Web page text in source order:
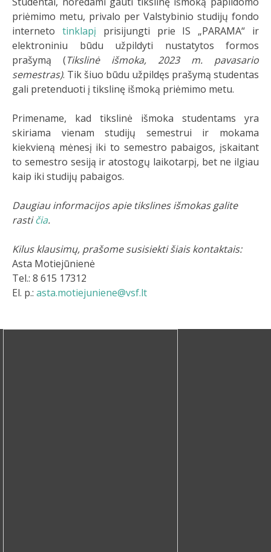
priėmimo metu, privalo per Valstybinio studijų fondo
interneto tinklapį prisijungti prie IS „PARAMA“ ir
elektroniniu būdu užpildyti nustatytos formos
prašymą (Tikslinė išmoka, 2023 m. pavasario
semestras). Tik šiuo būdu užpildęs prašymą studentas
gali pretenduoti į tikslinę išmoką priėmimo metu.
Primename, kad tikslinė išmoka studentams yra
skiriama vienam studijų semestrui ir mokama
kiekvieną mėnesį iki to semestro pabaigos, įskaitant
to semestro sesiją ir atostogų laikotarpį, bet ne ilgiau
kaip iki studijų pabaigos.
Daugiau informacijos apie tikslines išmokas galite
rastičia.
Kilus klausimų, prašome susisiekti šiais kontaktais:
Asta Motiejūnienė
Tel.: 8 615 17312
El. p.: asta.motiejuniene@vsf.lt